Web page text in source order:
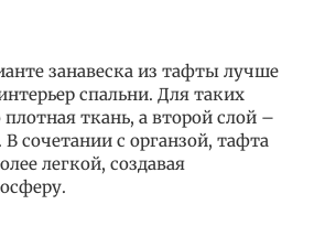
занавеска из тафты лучше
спальни. Для таких
ткань, а второй слой –
сочетании с органзой, тафта
легкой, создавая